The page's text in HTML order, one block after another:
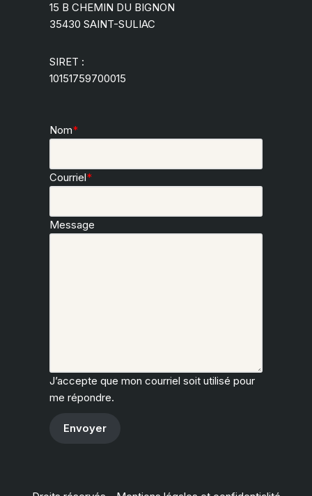
15 B CHEMIN DU BIGNON
35430 SAINT-SULIAC
SIRET :
10151759700015
Nom*
Courriel*
Message
J’accepte que mon courriel soit utilisé pour
me répondre.
Envoyer